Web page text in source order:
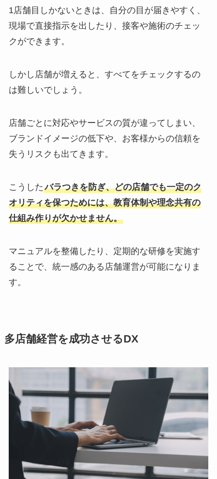
1店舗目しかないときは、自分の目が届きやすく、
現場で直接指示を出したり、接客や施術のチェッ
クができます。
しかし店舗が増えると、すべてをチェックするの
は難しいでしょう。
店舗ごとに対応やサービスの質が違ってしまい、
ブランドイメージの低下や、お客様からの信頼を
失うリスクも出てきます。
こうしたバラつきを防ぎ、どの店舗でも一定のク
オリティを保つためには、教育体制や理念共有の
仕組み作りが欠かせません。
マニュアルを整備したり、定期的な研修を実施す
ることで、統一感のある店舗運営が可能になりま
す。
多店舗経営を成功させるDX